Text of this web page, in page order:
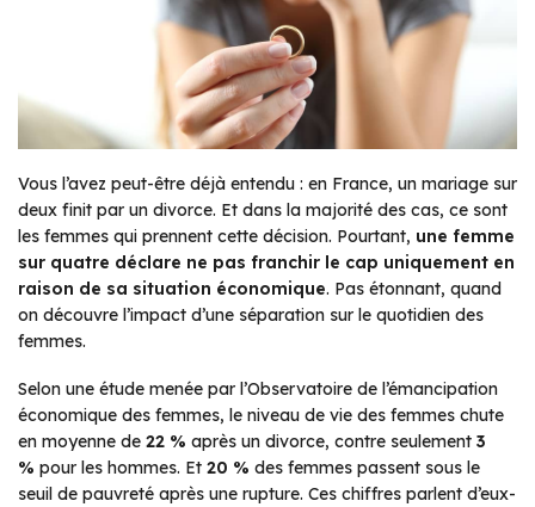
Vous l’avez peut-être déjà entendu : en France, un mariage sur
deux finit par un divorce. Et dans la majorité des cas, ce sont
les femmes qui prennent cette décision. Pourtant, une femme
sur quatre déclare ne pas franchir le cap uniquement en
raison de sa situation économique. Pas étonnant, quand
on découvre l’impact d’une séparation sur le quotidien des
femmes.
Selon une étude menée par l’Observatoire de l’émancipation
économique des femmes, le niveau de vie des femmes chute
en moyenne de 22 % après un divorce, contre seulement 3
% pour les hommes. Et 20 % des femmes passent sous le
seuil de pauvreté après une rupture. Ces chiffres parlent d’eux-